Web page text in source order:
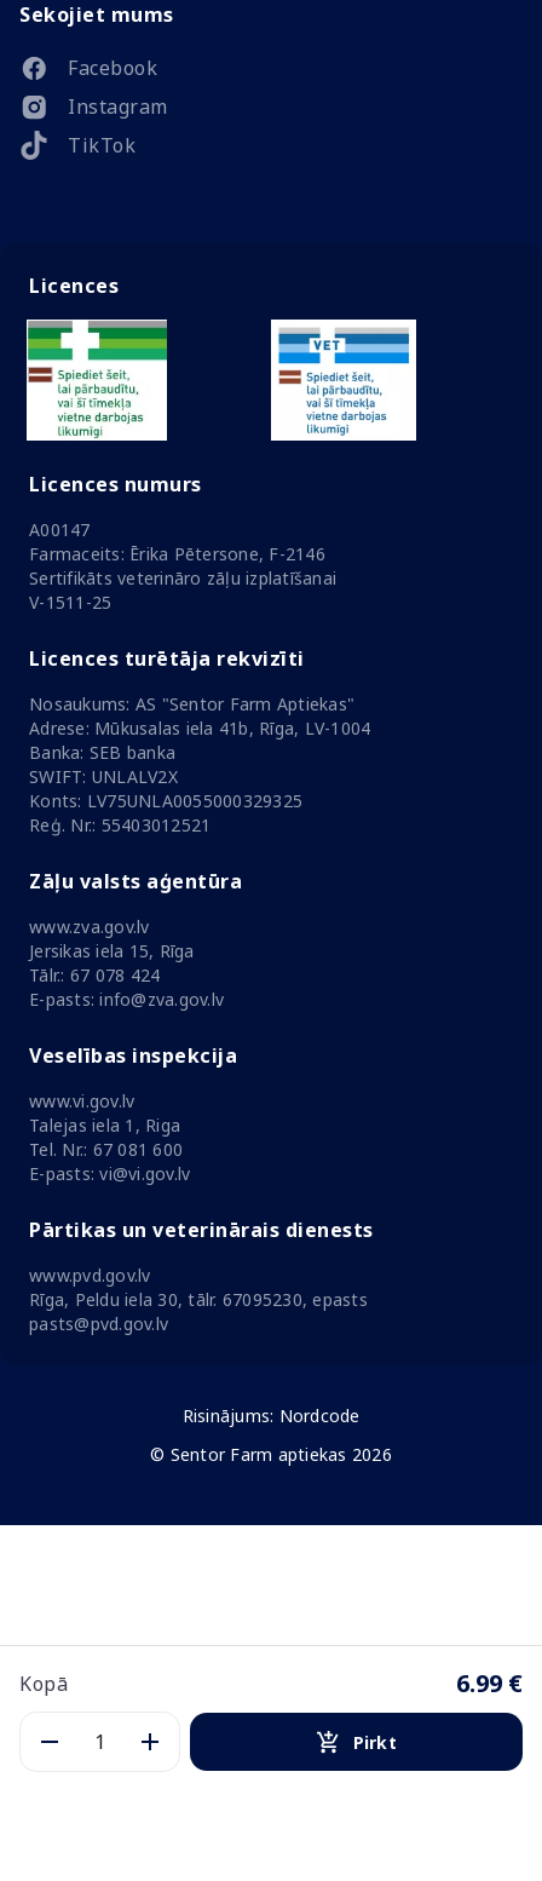
Kopā 6.99 €
Pirkt
Sekojiet mums
Facebook
Instagram
TikTok
Licences
Licences numurs
A00147
Farmaceits: Ērika Pētersone, F-2146
Sertifikāts veterināro zāļu izplatīšanai
V-1511-25
Licences turētāja rekvizīti
Nosaukums: AS "Sentor Farm Aptiekas"
Adrese: Mūkusalas iela 41b, Rīga, LV-1004
Banka: SEB banka
SWIFT: UNLALV2X
Konts: LV75UNLA0055000329325
Reģ. Nr.: 55403012521
Zāļu valsts aģentūra
www.zva.gov.lv
Jersikas iela 15, Rīga
Tālr.: 67 078 424
E-pasts: info@zva.gov.lv
Veselības inspekcija
www.vi.gov.lv
Talejas iela 1, Riga
Tel. Nr.: 67 081 600
E-pasts: vi@vi.gov.lv
Pārtikas un veterinārais dienests
www.pvd.gov.lv
Rīga, Peldu iela 30, tālr. 67095230, epasts
pasts@pvd.gov.lv
Risinājums: Nordcode
© Sentor Farm aptiekas 2026